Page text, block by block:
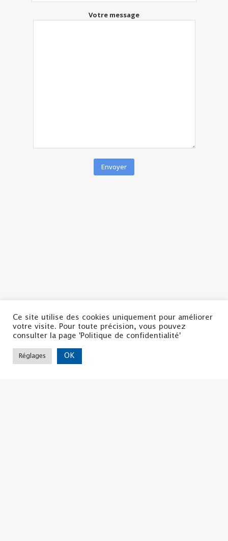
Votre message
Ce site utilise des cookies uniquement pour améliorer
votre visite. Pour toute précision, vous pouvez
consulter la page 'Politique de confidentialité'
Réglages OK